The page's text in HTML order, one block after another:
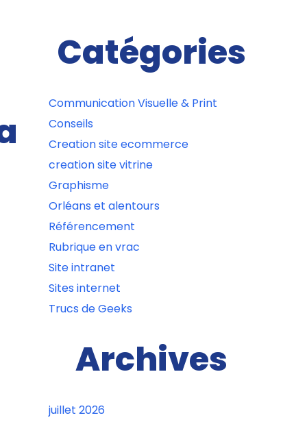
Catégories
Communication Visuelle & Print
Conseils
Creation site ecommerce
creation site vitrine
Graphisme
Orléans et alentours
Référencement
Rubrique en vrac
Site intranet
Sites internet
Trucs de Geeks
Archives
juillet 2026